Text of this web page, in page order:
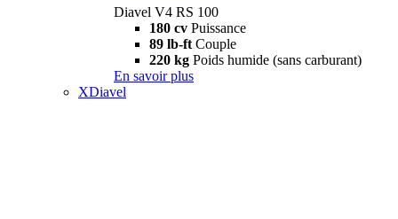
Diavel V4 RS 100
180 cv Puissance
89 lb-ft Couple
220 kg Poids humide (sans carburant)
En savoir plus
XDiavel